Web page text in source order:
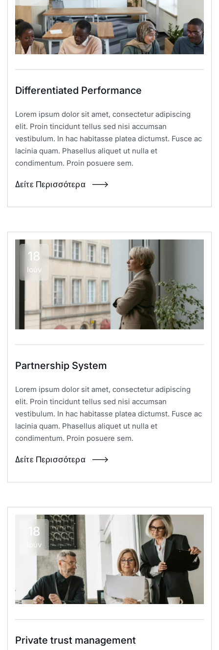
Differentiated Performance
Lorem ipsum dolor sit amet, consectetur adipiscing
elit. Proin tincidunt tellus sed nisi accumsan
vestibulum. In hac habitasse platea dictumst. Fusce ac
lacinia quam. Phasellus aliquet ut nulla et
condimentum. Proin posuere sem.
Δείτε Περισσότερα
18
Ιούν
Partnership System
Lorem ipsum dolor sit amet, consectetur adipiscing
elit. Proin tincidunt tellus sed nisi accumsan
vestibulum. In hac habitasse platea dictumst. Fusce ac
lacinia quam. Phasellus aliquet ut nulla et
condimentum. Proin posuere sem.
Δείτε Περισσότερα
18
Ιούν
Private trust management